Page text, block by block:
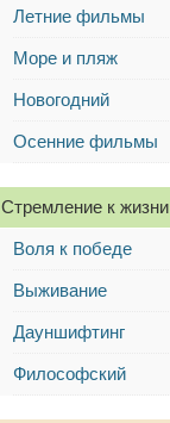
Летние фильмы
Море и пляж
Новогодний
Осенние фильмы
Стремление к жизни
Воля к победе
Выживание
Дауншифтинг
Философский